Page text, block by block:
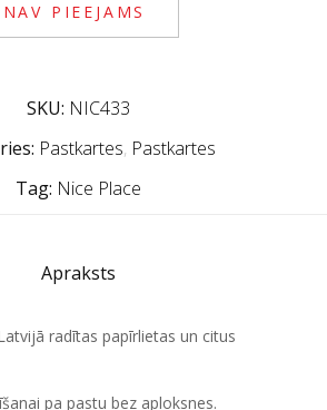
NAV PIEEJAMS
SKU: NIC433
Pastkartes, Pastkartes
Tag: Nice Place
Apraksts
radītas papīrlietas un citus
pa pastu bez aploksnes.